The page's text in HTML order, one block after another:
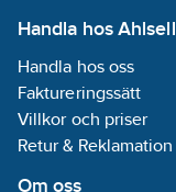
Handla hos Ahlsell
Handla hos oss
Faktureringssätt
Villkor och priser
Retur & Reklamation
Om oss